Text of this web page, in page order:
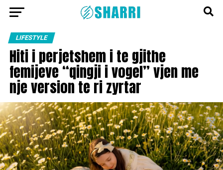
LIFESTYLE
Hiti i perjetshem i te gjithe
femijeve “qingji i vogel” vjen me
nje version te ri zyrtar